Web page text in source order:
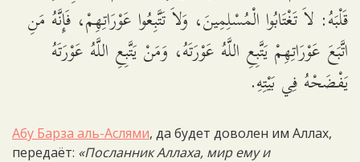
قَلْبَهُ: لاَ تَغْتَابُوا الْمُسْلِمِينَ، وَلاَ تَتَّبِعُوا عَوْرَاتِهِمْ، فَإِنَّهُ مَنِ
اتَّبَعَ عَوْرَاتِهِمْ يَتَّبِعِ اللَّهُ عَوْرَتَهُ، وَمَنْ يَتَّبِعِ اللَّهُ عَوْرَتَهُ
يَفْضَحْهُ فِي بَيْتِهِ.
Абу Барза аль-Аслями, да будет доволен им Аллах,
передаёт: «Посланник Аллаха, мир ему и